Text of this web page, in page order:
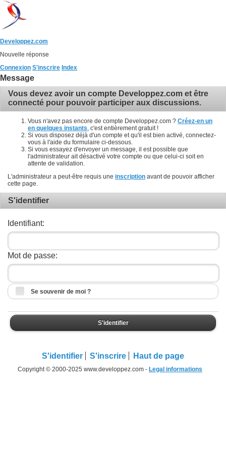
Developpez.com
Nouvelle réponse
Connexion S'inscrire Index
Message
Vous devez avoir un compte Developpez.com et être
connecté pour pouvoir participer aux discussions.
Vous n'avez pas encore de compte Developpez.com ? Créez-en un
en quelques instants , c'est entièrement gratuit !
Si vous disposez déjà d'un compte et qu'il est bien activé, connectez-
vous à l'aide du formulaire ci-dessous.
Si vous essayez d'envoyer un message, il est possible que
l'administrateur ait désactivé votre compte ou que celui-ci soit en
attente de validation.
L'administrateur a peut-être requis une inscription avant de pouvoir afficher
cette page.
S'identifier
Identifiant:
Mot de passe:
Se souvenir de moi ?
S'identifier
S'identifier S'inscrire Haut de page
Copyright © 2000-2025 www.developpez.com - Legal informations